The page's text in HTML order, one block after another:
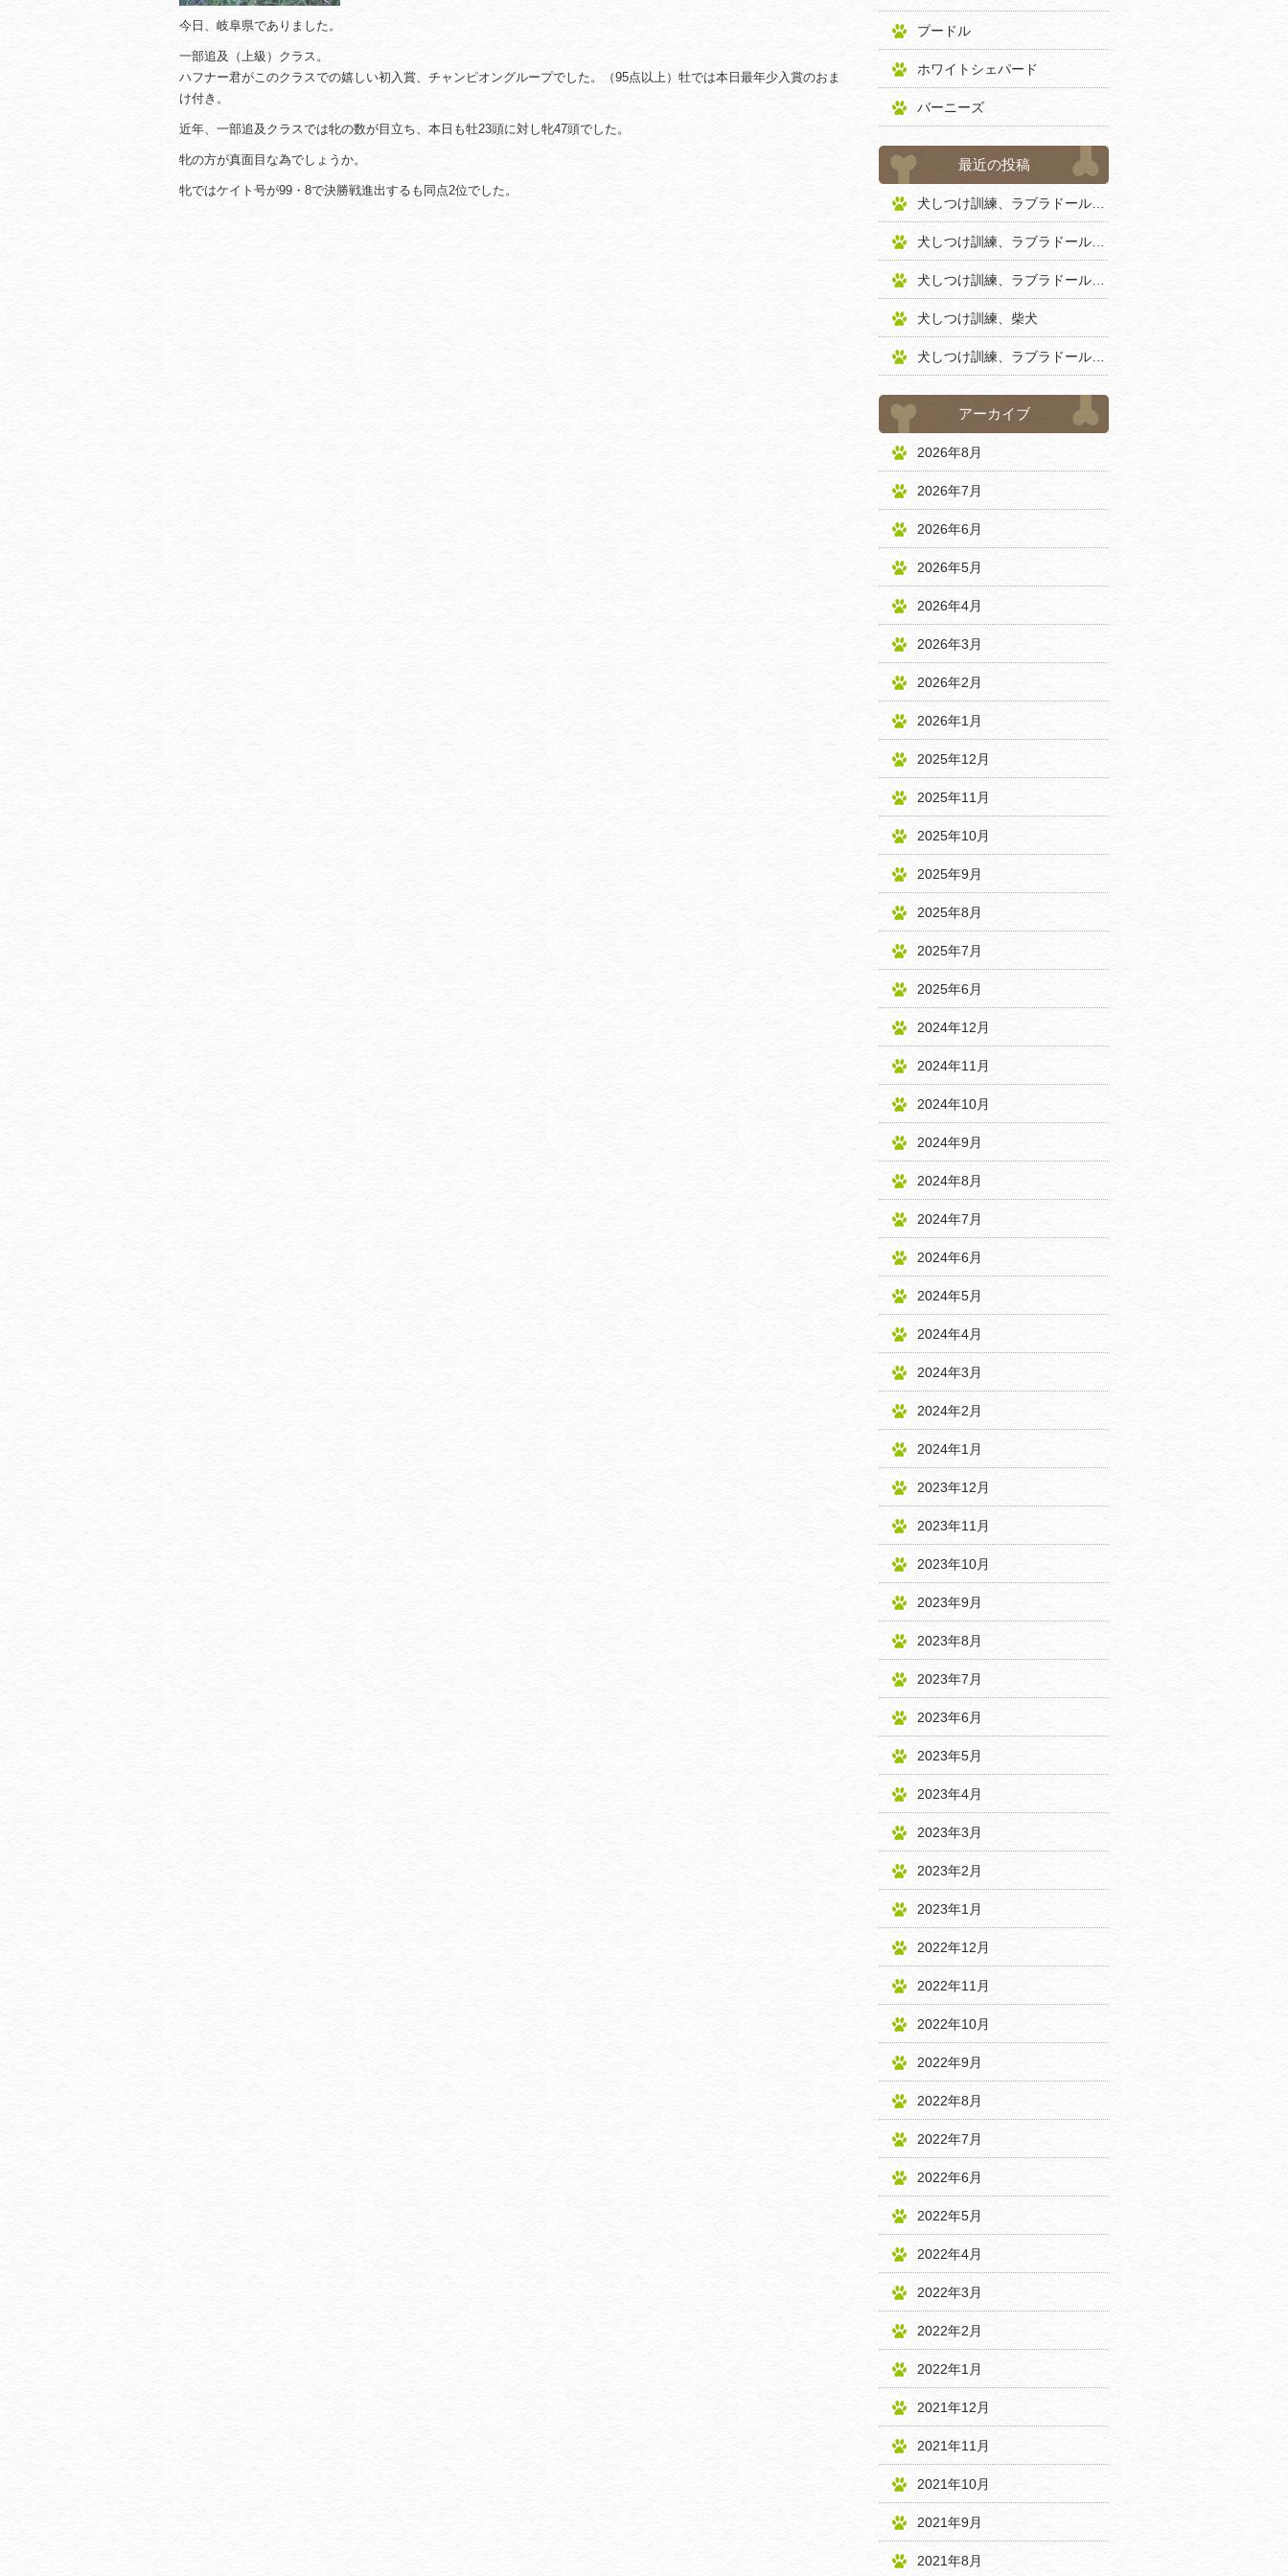
今日、岐阜県でありました。
一部追及（上級）クラス。
ハフナー君がこのクラスでの嬉しい初入賞、チャンピオングループでした。（95点以上）牡では本日最年少入賞のおま
け付き。
近年、一部追及クラスでは牝の数が目立ち、本日も牡23頭に対し牝47頭でした。
牝の方が真面目な為でしょうか。
牝ではケイト号が99・8で決勝戦進出するも同点2位でした。
プードル
ホワイトシェパード
バーニーズ
最近の投稿
犬しつけ訓練、柴犬
アーカイブ
2026年8月
2026年7月
2026年6月
2026年5月
2026年4月
2026年3月
2026年2月
2026年1月
2025年12月
2025年11月
2025年10月
2025年9月
2025年8月
2025年7月
2025年6月
2024年12月
2024年11月
2024年10月
2024年9月
2024年8月
2024年7月
2024年6月
2024年5月
2024年4月
2024年3月
2024年2月
2024年1月
2023年12月
2023年11月
2023年10月
2023年9月
2023年8月
2023年7月
2023年6月
2023年5月
2023年4月
2023年3月
2023年2月
2023年1月
2022年12月
2022年11月
2022年10月
2022年9月
2022年8月
2022年7月
2022年6月
2022年5月
2022年4月
2022年3月
2022年2月
2022年1月
2021年12月
2021年11月
2021年10月
2021年9月
2021年8月